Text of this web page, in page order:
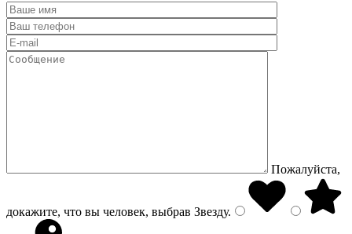
Пожалуйста,
докажите, что вы человек, выбрав Звезду.